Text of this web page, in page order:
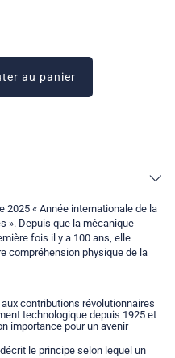
au panier
2025 « Année internationale de la
». Depuis que la mécanique
fois il y a 100 ans, elle
compréhension physique de la
contributions révolutionnaires
technologique depuis 1925 et
importance pour un avenir
le principe selon lequel un